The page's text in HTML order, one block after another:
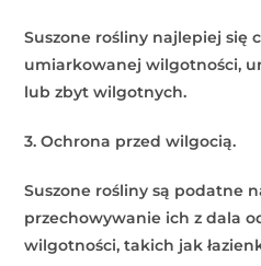
Suszone rośliny najlepiej się
umiarkowanej wilgotności,
lub zbyt wilgotnych.
3. Ochrona przed wilgocią.
Suszone rośliny są podatne
przechowywanie ich z dala
wilgotności, takich jak